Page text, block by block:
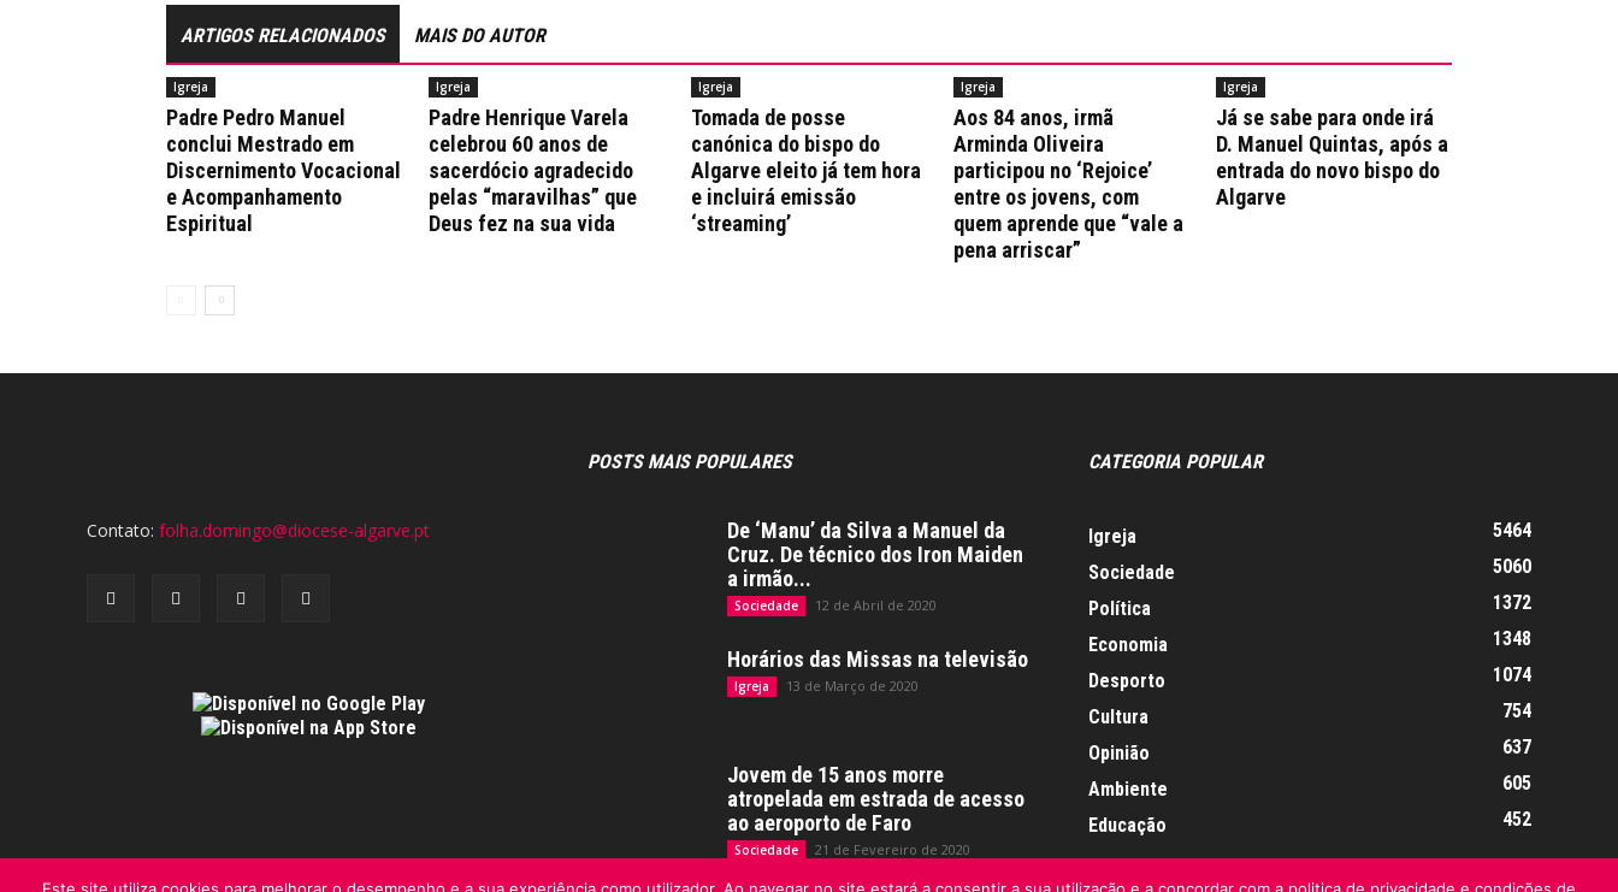
ARTIGOS RELACIONADOS MAIS DO AUTOR
Igreja
Padre Pedro Manuel
conclui Mestrado em
Discernimento Vocacional
e Acompanhamento
Espiritual
Igreja
Padre Henrique Varela
celebrou 60 anos de
sacerdócio agradecido
pelas “maravilhas” que
Deus fez na sua vida
Igreja
Tomada de posse
canónica do bispo do
Algarve eleito já tem hora
e incluirá emissão
‘streaming’
Igreja
Aos 84 anos, irmã
Arminda Oliveira
participou no ‘Rejoice’
entre os jovens, com
quem aprende que “vale a
pena arriscar”
Igreja
Já se sabe para onde irá
D. Manuel Quintas, após a
entrada do novo bispo do
Algarve
Contato: folha.domingo@diocese-algarve.pt
POSTS MAIS POPULARES
De ‘Manu’ da Silva a Manuel da
Cruz. De técnico dos Iron Maiden
a irmão...
Sociedade 12 de Abril de 2020
Horários das Missas na televisão
Igreja 13 de Março de 2020
Jovem de 15 anos morre
atropelada em estrada de acesso
ao aeroporto de Faro
Sociedade 21 de Fevereiro de 2020
CATEGORIA POPULAR
Igreja
5464
Sociedade
5060
Política
1372
Economia
1348
Desporto
1074
Cultura
754
Opinião
637
Ambiente
605
Educação
452